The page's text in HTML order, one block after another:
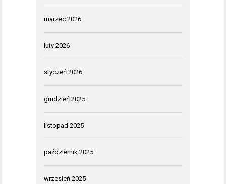
marzec 2026
luty 2026
styczeń 2026
grudzień 2025
listopad 2025
październik 2025
wrzesień 2025